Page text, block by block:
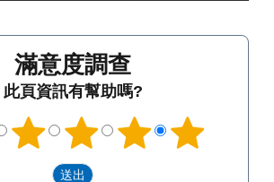
滿意度調查
此頁資訊有幫助嗎?